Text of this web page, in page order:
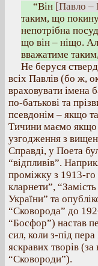
“Він [Павло –
таким, що
непотрібна
що він – ніщо.
вважатиме
Не беруся
всіх Павлів (бо ж,
враховувати імена
по-батькові та
псевдонім – якщо
Тичини маємо якщо
узгодження з
Справді, у Поета
“відпливів”.
проміжку з 1913-
кларнети”,
України” та
“Сковорода” до
“Босфор”) настав
сил, коли з-під
яскравих творів (за
“Сковороди”).